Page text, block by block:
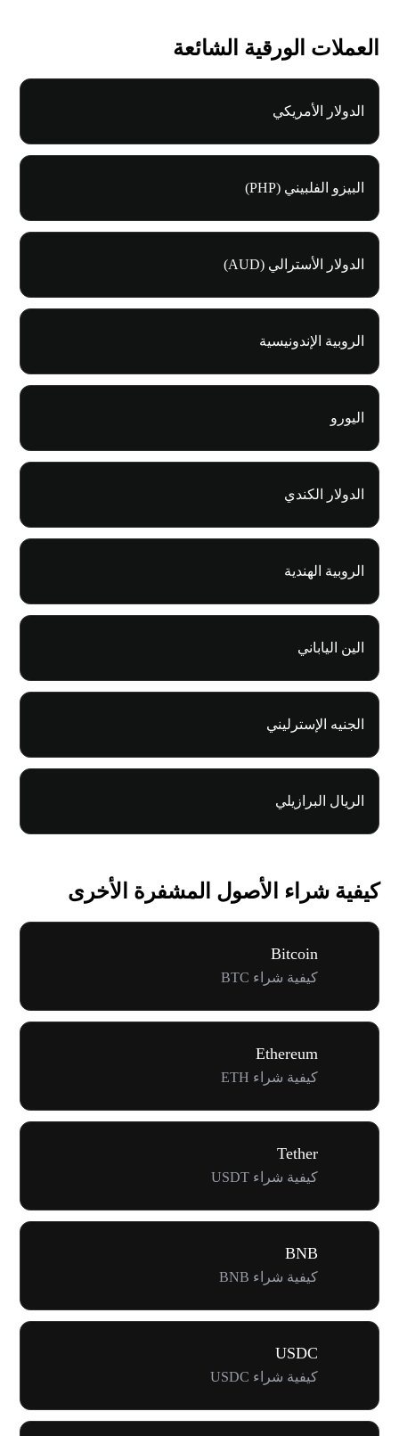
العملات الورقية الشائعة
الدولار الأمريكي
البيزو الفلبيني (PHP)
الدولار الأسترالي (AUD)
الروبية الإندونيسية
اليورو
الدولار الكندي
الروبية الهندية
الين الياباني
الجنيه الإسترليني
الريال البرازيلي
كيفية شراء الأصول المشفرة الأخرى
Bitcoin
كيفية شراء BTC
Ethereum
كيفية شراء ETH
Tether
كيفية شراء USDT
BNB
كيفية شراء BNB
USDC
كيفية شراء USDC